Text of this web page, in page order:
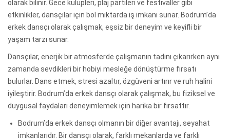
olarak bilinir. Gece kulüpleri, plaj partileri ve festivaller gibi
etkinlikler, dansçılar için bol miktarda iş imkanı sunar. Bodrum’da
erkek dansçı olarak çalışmak, eşsiz bir deneyim ve keyifli bir
yaşam tarzı sunar.
Dansçılar, enerjik bir atmosferde çalışmanın tadını çıkarırken aynı
zamanda sevdikleri bir hobiyi mesleğe dönüştürme fırsatı
bulurlar. Dans etmek, stresi azaltır, özgüveni artırır ve ruh halini
iyileştirir. Bodrum’da erkek dansçı olarak çalışmak, bu fiziksel ve
duygusal faydaları deneyimlemek için harika bir fırsattır.
Bodrum’da erkek dansçı olmanın bir diğer avantajı, seyahat
imkanlarıdır. Bir dansçı olarak, farklı mekanlarda ve farklı